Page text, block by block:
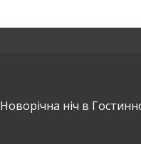
Новорічна ніч в